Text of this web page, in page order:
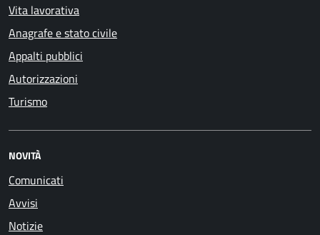
Vita lavorativa
Anagrafe e stato civile
Appalti pubblici
Autorizzazioni
Turismo
NOVITÀ
Comunicati
Avvisi
Notizie